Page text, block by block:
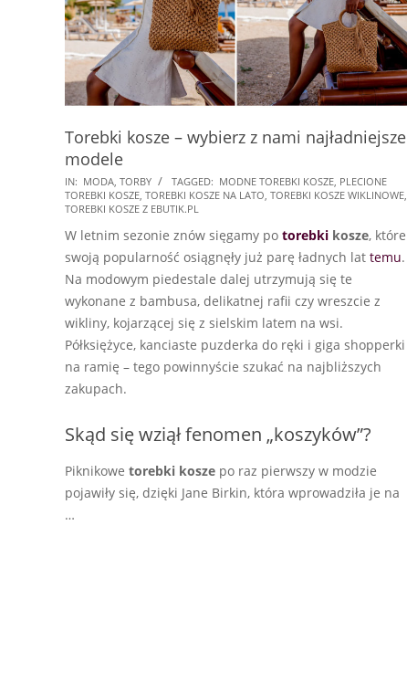
Torebki kosze – wybierz z nami najładniejsze
modele
2021-
07-
IN: MODA, TORBY TAGGED: MODNE TOREBKI KOSZE, PLECIONE
TOREBKI KOSZE, TOREBKI KOSZE NA LATO, TOREBKI KOSZE WIKLINOWE,
TOREBKI KOSZE Z EBUTIK.PL
W letnim sezonie znów sięgamy po torebki kosze, które
swoją popularność osiągnęły już parę ładnych lat temu.
Na modowym piedestale dalej utrzymują się te
wykonane z bambusa, delikatnej rafii czy wreszcie z
wikliny, kojarzącej się z sielskim latem na wsi.
Półksiężyce, kanciaste puzderka do ręki i giga shopperki
na ramię – tego powinnyście szukać na najbliższych
zakupach.
Skąd się wziął fenomen „koszyków”?
Piknikowe torebki kosze po raz pierwszy w modzie
pojawiły się, dzięki Jane Birkin, która wprowadziła je na
…